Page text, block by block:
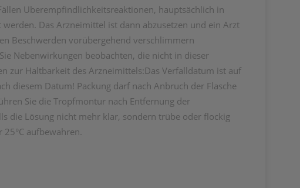
Uberempfindlichkeitsreaktionen, hauptsächlich in
Das Arzneimittel ist dann abzusetzen und ein Arzt
Beschwerden vorübergehend verschlimmern
Nebenwirkungen beobachten, die nicht in dieser
zur Haltbarkeit des Arzneimittels:Das Verfalldatum ist auf
diesem Datum! Packung darf nach Anbruch der Flasche
Sie die Tropfmontur nach Entfernung der
die Lösung nicht mehr klar, sondern trübe oder flockig
aufbewahren.